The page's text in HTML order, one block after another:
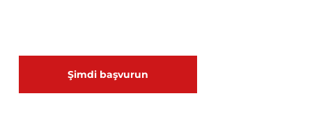
Şimdi başvurun